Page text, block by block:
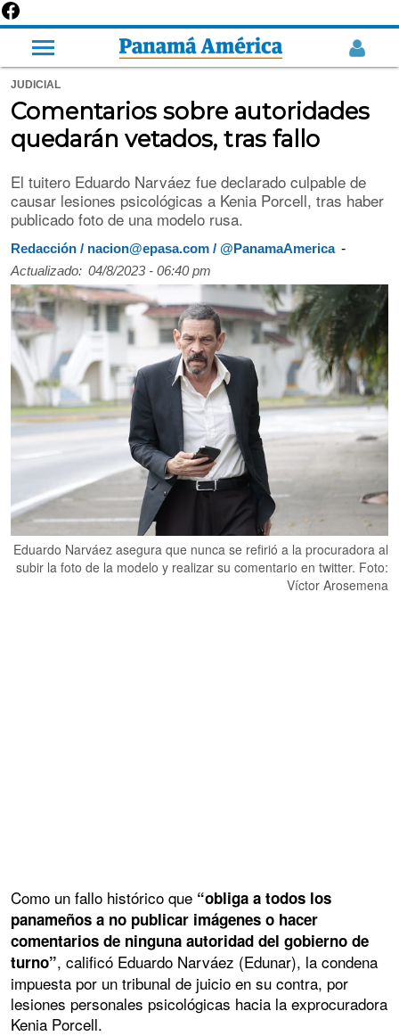
JUDICIAL
Comentarios sobre autoridades
quedarán vetados, tras fallo
El tuitero Eduardo Narváez fue declarado culpable de
causar lesiones psicológicas a Kenia Porcell, tras haber
publicado foto de una modelo rusa.
Redacción / nacion@epasa.com / @PanamaAmerica -
Actualizado: 04/8/2023 - 06:40 pm
Eduardo Narváez asegura que nunca se refirió a la procuradora al
subir la foto de la modelo y realizar su comentario en twitter. Foto:
Víctor Arosemena
Como un fallo histórico que “obliga a todos los
panameños a no publicar imágenes o hacer
comentarios de ninguna autoridad del gobierno de
turno”, calificó Eduardo Narváez (Edunar), la condena
impuesta por un tribunal de juicio en su contra, por
lesiones personales psicológicas hacia la exprocuradora
Kenia Porcell.